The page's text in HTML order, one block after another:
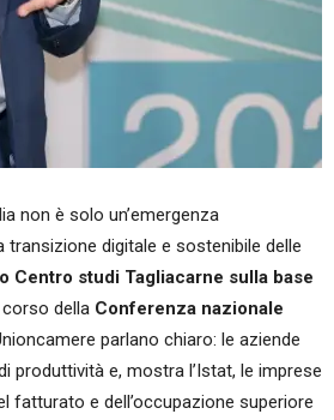
non è solo un’emergenza
digitale e sostenibile delle
Centro studi Tagliacarne sulla base
della Conferenza nazionale
parlano chiaro: le aziende
produttività e, mostra l’Istat, le imprese
fatturato e dell’occupazione superiore